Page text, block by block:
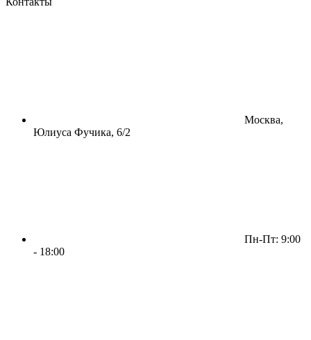
Москва,
Юлиуса Фучика, 6/2
Пн-Пт: 9:00
- 18:00